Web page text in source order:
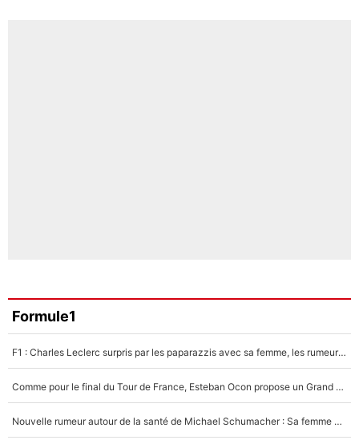
Formule1
F1 : Charles Leclerc surpris par les paparazzis avec sa femme, les rumeurs étaient vraies !
Comme pour le final du Tour de France, Esteban Ocon propose un Grand Prix de Formule 1 à Paris : «Autour de l’Arc de Triomphe, ce serait génial» !
Nouvelle rumeur autour de la santé de Michael Schumacher : Sa femme Corinna sort du silence